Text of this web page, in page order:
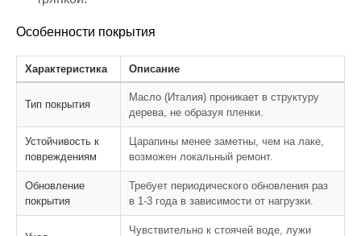
Особенности покрытия
Характеристика Описание
Тип покрытия
Масло (Италия) проникает в структуру
дерева, не образуя пленки.
Устойчивость к
повреждениям
Царапины менее заметны, чем на лаке,
возможен локальный ремонт.
Обновление
покрытия
Требует периодического обновления раз
в 1-3 года в зависимости от нагрузки.
Чувствительно к стоячей воде, лужи